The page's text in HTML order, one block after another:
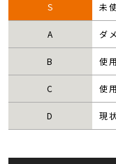
S 未
A ダ
B 使
C 使
D 現